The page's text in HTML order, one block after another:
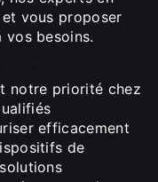
vous proposer
vos besoins.
notre priorité chez
efficacement
de